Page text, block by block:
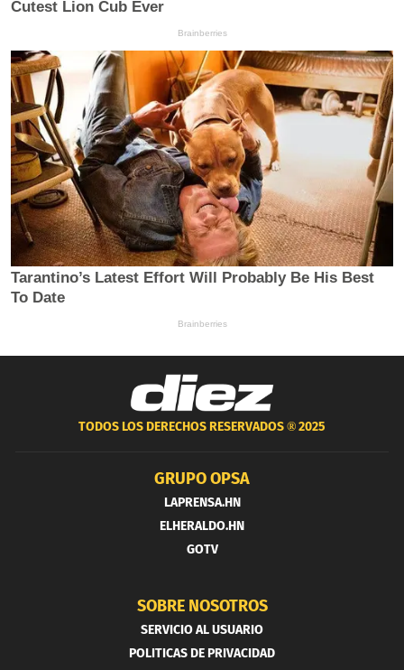
TODOS LOS DERECHOS RESERVADOS ®2025
GRUPO OPSA
LAPRENSA.HN
ELHERALDO.HN
GOTV
SOBRE NOSOTROS
SERVICIO AL USUARIO
POLITICAS DE PRIVACIDAD